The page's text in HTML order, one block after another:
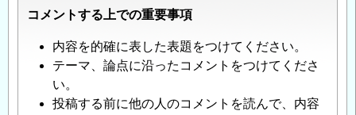
コメントする上での重要事項
内容を的確に表した表題をつけてください。
テーマ、論点に沿ったコメントをつけてくださ
い。
投稿する前に他の人のコメントを読んで、内容